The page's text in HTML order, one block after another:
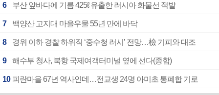
6 부산 앞바다에 기름 425ℓ 유출한 러시아 화물선 적발
7 백양산 고지대 마을우물 55년 만에 바닥
8 경위 이하 경찰 하위직 ‘중수청 러시’ 전망…檢 기피와 대조
9 해수부 청사, 북항 국제여객터미널 옆에 선다(종합)
10 피란마을 67년 역사인데…전교생 24명 아미초 통폐합 기로